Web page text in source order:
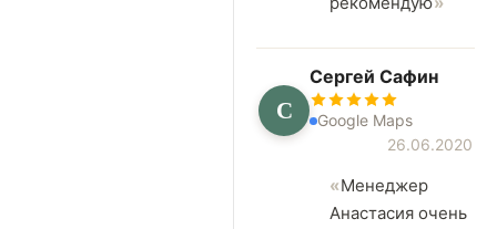
С
Сергей Сафин
Google Maps
26.06.2020
Менеджер
Анастасия очень